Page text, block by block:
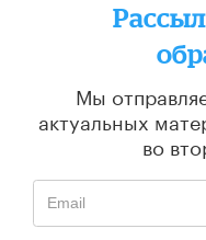
Мы
актуальных
во